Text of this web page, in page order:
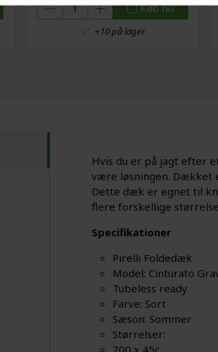
Køb nu
+10 på lager
Hvis du er på jagt efter
være løsningen. Dækket
Dette dæk er egnet til
flere forskellige
Specifikationer
Pirelli Foldedæk
Model: Cinturato
Tubeless ready
Farve: Sort
Sæson: Sommer
Størrelser:
700 x 45c